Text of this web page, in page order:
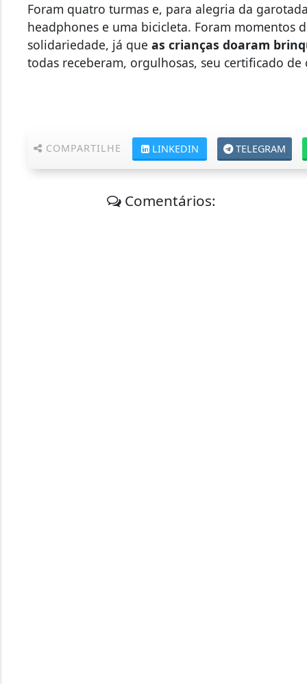
Foram quatro turmas e, para alegria da
headphones e uma bicicleta. Foram momentos
solidariedade, já queas crianças doaram
todas receberam, orgulhosas, seu certificado de
COMPARTILHE TELEGRAM
LINKEDIN
Comentários: